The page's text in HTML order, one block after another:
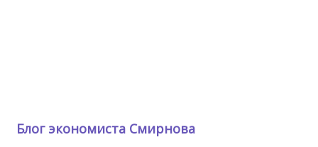
Блог экономиста Смирнова